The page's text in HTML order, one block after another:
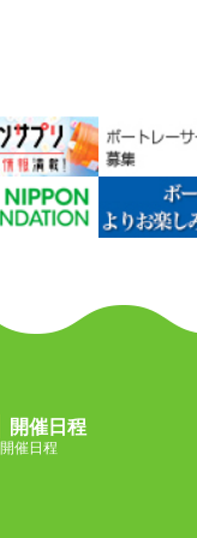
開催日程
開催日程